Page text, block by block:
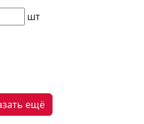
шт
ещё